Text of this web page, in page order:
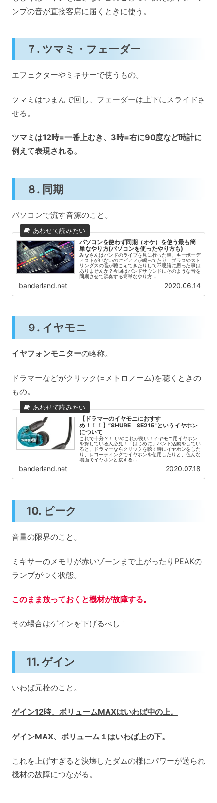
ンプの音が直接客席に届くときに使う。
７. ツマミ・フェーダー
エフェクターやミキサーで使うもの。
ツマミはつまんで回し、フェーダーは上下にスライドさ
せる。
ツマミは12時=一番上むき、3時=右に90度など時計に
例えて表現される。
８. 同期
パソコンで流す音源のこと。
パソコンを使わず同期（オケ）を使う最も簡
単なやり方(パソコンを使ったやり方も)
みなさんはバンドのライブを見に行った時、キーボーデ
ィストがいないのにピアノが鳴ってたり、ブラスやスト
リングスの音が聴こえてきたりして不思議に思った事は
ありませんか？今回はバンドサウンドにそのような音を
同期させて演奏する簡単なやり方...
banderland.net 2020.06.14
９. イヤモニ
イヤフォンモニターの略称。
ドラマーなどがクリック(=メトロノーム)を聴くときの
もの。
【ドラマーのイヤモニにおすす
め！！！】”SHURE SE215"というイヤホン
について
これで十分？！ いやこれが良い！イヤモニ用イヤホン
を探している人必見！「はじめに」バンド活動をしてい
ると、ドラマーならクリックを聴く時にイヤホンをした
り、レコーディングでイヤホンを使用したりと、色んな
場面でイヤホンと接する...
banderland.net 2020.07.18
10. ピーク
音量の限界のこと。
ミキサーのメモリが赤いゾーンまで上がったりPEAKの
ランプがつく状態。
このまま放っておくと機材が故障する。
その場合はゲインを下げるべし！
11. ゲイン
いわば元栓のこと。
ゲイン12時、ボリュームMAXはいわば中の上。
ゲインMAX、ボリューム１はいわば上の下。
これを上げすぎると決壊したダムの様にパワーが送られ
機材の故障につながる。